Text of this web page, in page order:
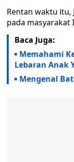
Rentan waktu itu,
pada masyarakat
Baca Juga:
Memahami
Lebaran Anak
Mengenal